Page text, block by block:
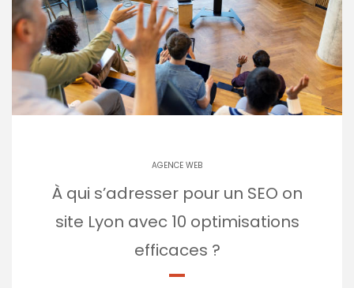
AGENCE WEB
À qui s’adresser pour un SEO on
site Lyon avec 10 optimisations
efficaces ?